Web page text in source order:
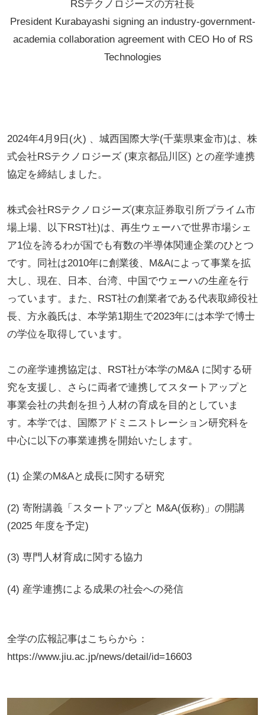
RSテクノロジーズの方社長
President Kurabayashi signing an industry-government-
academia collaboration agreement with CEO Ho of RS
Technologies
2024年4月9日(火) 、城西国際大学(千葉県東金市)は、株
式会社RSテクノロジーズ (東京都品川区) との産学連携
協定を締結しました。
株式会社RSテクノロジーズ(東京証券取引所プライム市
場上場、以下RST社)は、再生ウェーハで世界市場シェ
ア1位を誇るわが国でも有数の半導体関連企業のひとつ
です。同社は2010年に創業後、M&Aによって事業を拡
大し、現在、日本、台湾、中国でウェーハの生産を行
っています。また、RST社の創業者である代表取締役社
長、方永義氏は、本学第1期生で2023年には本学で博士
の学位を取得しています。
この産学連携協定は、RST社が本学のM&A に関する研
究を支援し、さらに両者で連携してスタートアップと
事業会社の共創を担う人材の育成を目的としていま
す。本学では、国際アドミニストレーション研究科を
中心に以下の事業連携を開始いたします。
(1) 企業のM&Aと成長に関する研究
(2) 寄附講義「スタートアップと M&A(仮称)」の開講
(2025 年度を予定)
(3) 専門人材育成に関する協力
(4) 産学連携による成果の社会への発信
全学の広報記事はこちらから：
https://www.jiu.ac.jp/news/detail/id=16603